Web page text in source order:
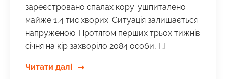
зареєстровано спалах кору: ушпиталено
майже 1,4 тис.хворих. Ситуація залишається
напруженою. Протягом перших трьох тижнів
січня на кір захворіло 2084 особи, […]
Читати далі